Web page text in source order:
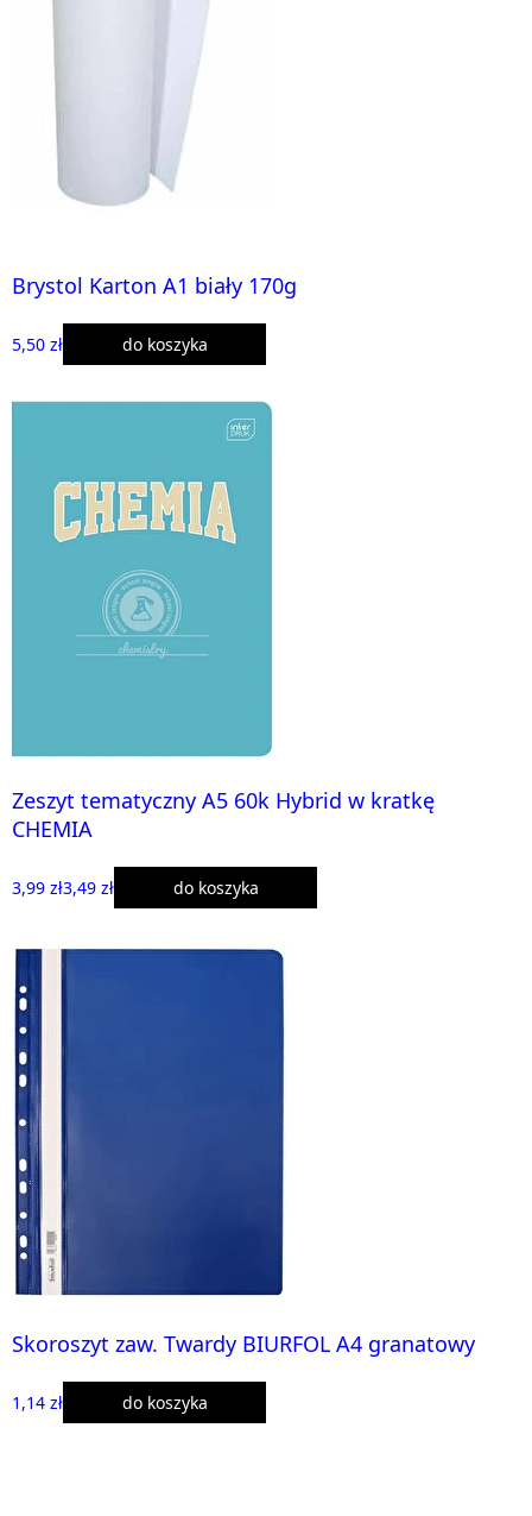
Brystol Karton A1 biały 170g
5,50 zł do koszyka
Zeszyt tematyczny A5 60k Hybrid w kratkę
CHEMIA
3,99 zł3,49 zł do koszyka
Skoroszyt zaw. Twardy BIURFOL A4 granatowy
1,14 zł do koszyka